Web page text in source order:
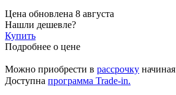
Цена обновлена 8 августа
Нашли дешевле?
Купить
Подробнее о цене
Можно приобрести в рассрочку начиная
Доступна программа Trade-in.